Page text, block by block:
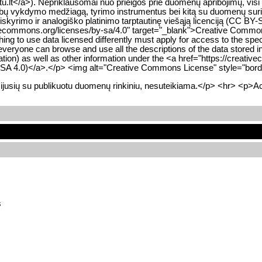
a>). Nepriklausomai nuo prieigos prie duomenų apribojimų,
vykdymo medžiagą, tyrimo instrumentus bei kitą su duomenų
ir analogiško platinimo tarptautinę viešąją licenciją (CC
licenses/by-sa/4.0" target="_blank">Creative
to use data licensed differently must apply for access to the
can browse and use all the descriptions of the data
as well as other information under the <a href="https://
4.0)</a>.</p> <img alt="Creative Commons License"
su publikuotu duomenų rinkiniu, nesuteikiama.</p> <hr>